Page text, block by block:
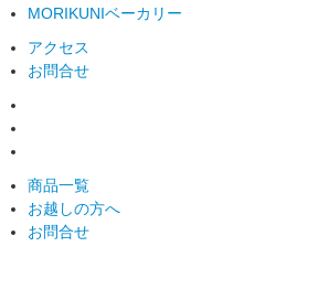
MORIKUNIベーカリー
アクセス
お問合せ
商品一覧
お越しの方へ
お問合せ